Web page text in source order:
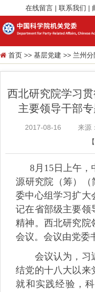
在线留言 | 联系我们 |
首页 >> 基层党建 >> 兰州分
西北研究院学习
主要领导干部
2017-08-16
来源
【
8月 15 日上午
源研究院（筹）（
委中心组学习扩大
记在省部级主要领
精神。西北研究院
会议。会议由党委
会议认为，习
结党的十八大以来
就和实践经验，